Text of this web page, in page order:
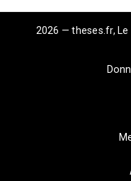
2026 — theses.fr,